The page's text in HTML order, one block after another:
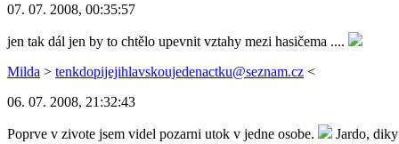
07. 07. 2008, 00:35:57
jen tak dál jen by to chtělo upevnit vztahy mezi hasičema ....
Milda > tenkdopijejihlavskoujedenactku@seznam.cz <
06. 07. 2008, 21:32:43
Poprve v zivote jsem videl pozarni utok v jedne osobe. Jardo,